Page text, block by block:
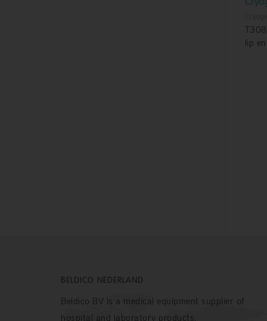
lip
BELDICO NEDERLAND
Beldico BV is a medical equipment supplier of
hospital and laboratory products.